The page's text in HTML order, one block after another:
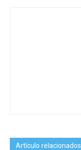
Artículo relacionados